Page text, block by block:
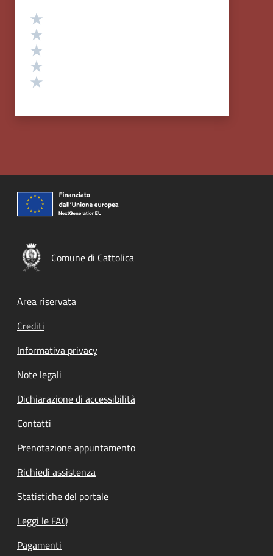
Valutazione
Comune di Cattolica
Footer menu
Area riservata
Crediti
Informativa privacy
Note legali
Dichiarazione di accessibilità
Contatti
Prenotazione appuntamento
Richiedi assistenza
Statistiche del portale
Leggi le FAQ
Pagamenti